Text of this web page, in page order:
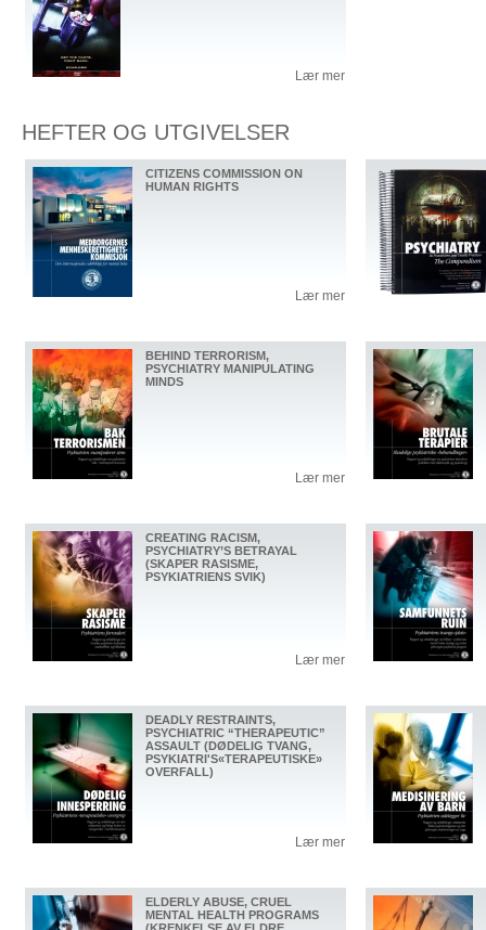
Lær mer
HEFTER OG UTGIVELSER
CITIZENS COMMISSION ON
HUMAN RIGHTS
Lær mer
BEHIND TERRORISM,
PSYCHIATRY MANIPULATING
MINDS
Lær mer
CREATING RACISM,
PSYCHIATRY’S BETRAYAL
(SKAPER RASISME,
PSYKIATRIENS SVIK)
Lær mer
DEADLY RESTRAINTS,
PSYCHIATRIC “THERAPEUTIC”
ASSAULT (DØDELIG TVANG,
PSYKIATRI'S«TERAPEUTISKE»
OVERFALL)
Lær mer
ELDERLY ABUSE, CRUEL
MENTAL HEALTH PROGRAMS